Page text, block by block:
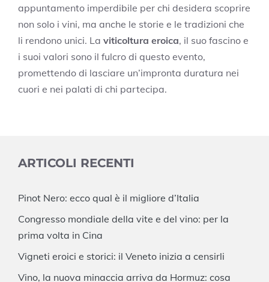
appuntamento imperdibile per chi desidera scoprire
non solo i vini, ma anche le storie e le tradizioni che
li rendono unici. La viticoltura eroica, il suo fascino e
i suoi valori sono il fulcro di questo evento,
promettendo di lasciare un’impronta duratura nei
cuori e nei palati di chi partecipa.
ARTICOLI RECENTI
Pinot Nero: ecco qual è il migliore d’Italia
Congresso mondiale della vite e del vino: per la
prima volta in Cina
Vigneti eroici e storici: il Veneto inizia a censirli
Vino, la nuova minaccia arriva da Hormuz: cosa